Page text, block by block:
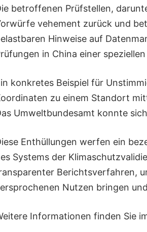
betroffenen Prüfstellen,
vehement zurück und
Hinweise auf
in China einer
konkretes Beispiel für
zu einem Standort
Umweltbundesamt konnte
Enthüllungen werfen ein
Systems der
Berichtsverfahren,
Nutzen bringen
Informationen finden Sie